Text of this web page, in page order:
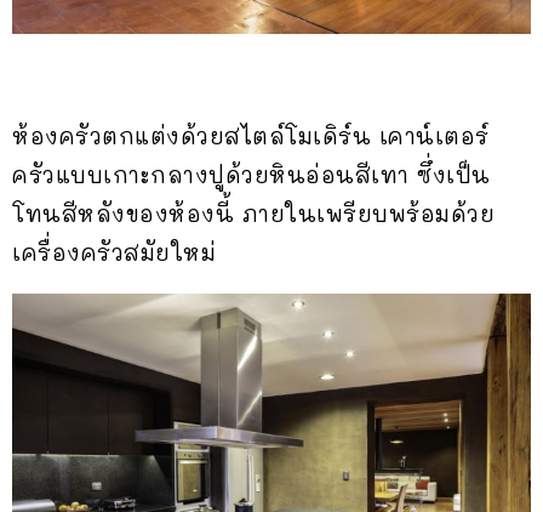
ห้องครัวตกแต่งด้วยสไตล์โมเดิร์น เคาน์เตอร์
ครัวแบบเกาะกลางปูด้วยหินอ่อนสีเทา ซึ่งเป็น
โทนสีหลังของห้องนี้ ภายในเพรียบพร้อมด้วย
เครื่องครัวสมัยใหม่